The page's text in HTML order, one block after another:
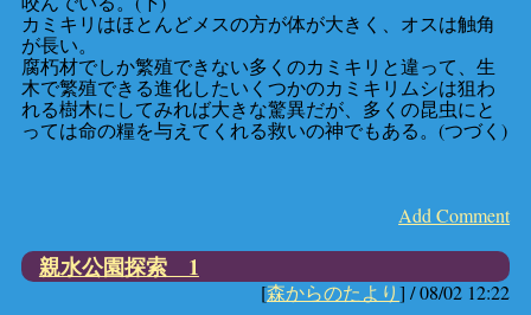
カミキリはほとんどメスの方が体が大きく、オスは触角
が長い。
腐朽材でしか繁殖できない多くのカミキリと違って、生
木で繁殖できる進化したいくつかのカミキリムシは狙わ
れる樹木にしてみれば大きな驚異だが、多くの昆虫にと
っては命の糧を与えてくれる救いの神でもある。(つづく)
Add Comment
親水公園探索 1
[森からのたより] /08/02 12:22